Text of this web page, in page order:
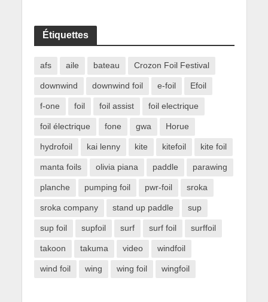
Étiquettes
afs aile bateau Crozon Foil Festival
downwind downwind foil e-foil Efoil
f-one foil foil assist foil electrique
foil électrique fone gwa Horue
hydrofoil kai lenny kite kitefoil kite foil
manta foils olivia piana paddle parawing
planche pumping foil pwr-foil sroka
sroka company stand up paddle sup
sup foil supfoil surf surf foil surffoil
takoon takuma video windfoil
wind foil wing wing foil wingfoil